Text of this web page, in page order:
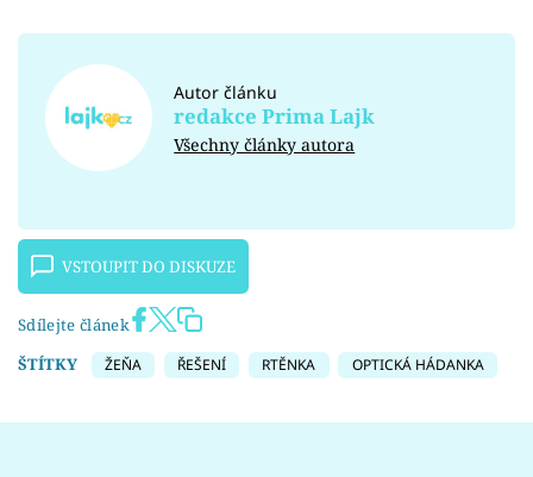
Autor článku
redakce Prima Lajk
Všechny články autora
VSTOUPIT DO DISKUZE
Sdílejte článek
ŠTÍTKY
ŽEŇA ŘEŠENÍ RTĚNKA OPTICKÁ HÁDANKA